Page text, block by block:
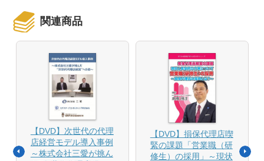
関連商品
【DVD】次世代の代理
店経営モデル導入事例
～株式会社三愛が挑ん
【DVD】損保代理店喫
緊の課題「営業職（研
修生）の採用」～現状